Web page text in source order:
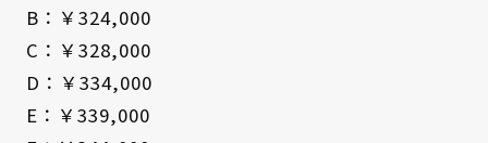
B：￥324,000
C：￥328,000
D：￥334,000
E：￥339,000